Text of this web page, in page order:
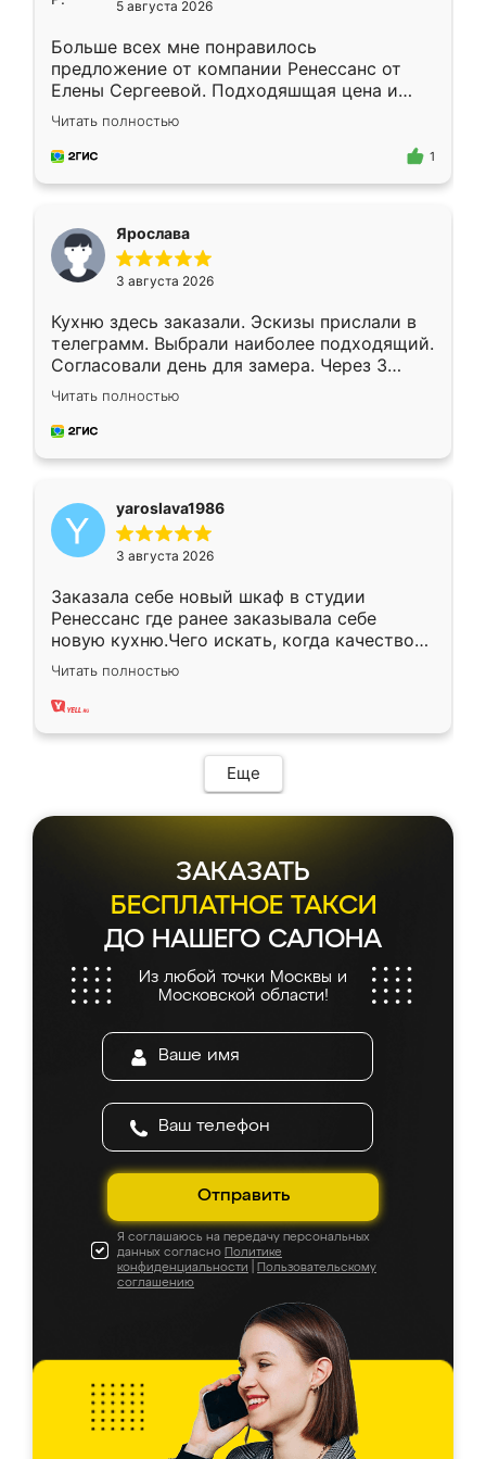
5 августа 2026
Больше всех мне понравилось
предложение от компании Ренессанс от
Елены Сергеевой. Подходяшщая цена и
короткие сроки изготовления. Приехавший
для замера сотрудник Владислав
предложил по моему эскизу самый
Читать полностью
1
Ярослава
3 августа 2026
Кухню здесь заказали. Эскизы прислали в
телеграмм. Выбрали наиболее подходящий.
Согласовали день для замера. Через 3
недели кухня была уже готова. Остались
довольны работой. Спасибо Ренессанс
мебель за качественную работу!
Читать полностью
yaroslava1986
3 августа 2026
Заказала себе новый шкаф в студии
Ренессанс где ранее заказывала себе
новую кухню.Чего искать, когда качеством
вполне довольна. Служит кухня уже почти
два года, нареканий нет.
Читать полностью
Еще
ЗАКАЗАТЬ
БЕСПЛАТНОЕ ТАКСИ
ДО НАШЕГО САЛОНА
Из любой точки Москвы и
Московской области!
Отправить
Я соглашаюсь на передачу персональных
данных согласно Политике
конфиденциальности
Пользовательскому
соглашению